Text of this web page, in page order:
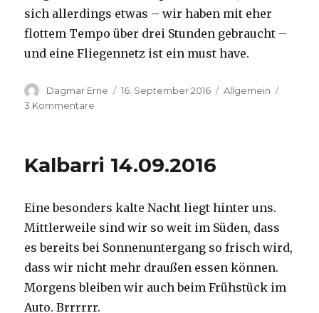
sich allerdings etwas – wir haben mit eher
flottem Tempo über drei Stunden gebraucht –
und eine Fliegennetz ist ein must have.
Autor
Dagmar Erne
Veröffentlicht
16. September 2016 Kategorien
Allgemein
3 Kommentare
Kalbarri 14.09.2016
Eine besonders kalte Nacht liegt hinter uns.
Mittlerweile sind wir so weit im Süden, dass
es bereits bei Sonnenuntergang so frisch wird,
dass wir nicht mehr draußen essen können.
Morgens bleiben wir auch beim Frühstück im
Auto. Brrrrrr.